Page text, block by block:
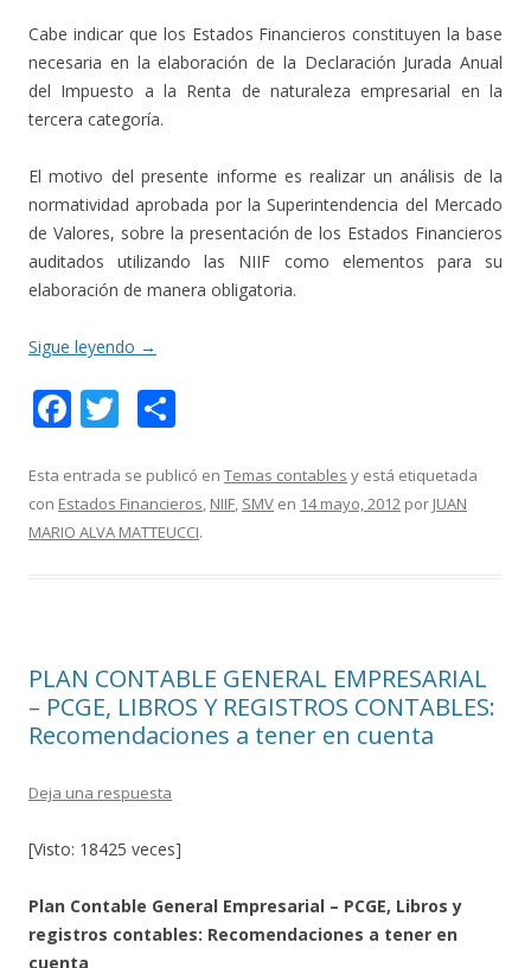
Cabe indicar que los Estados Financieros constituyen la base
necesaria en la elaboración de la Declaración Jurada Anual
del Impuesto a la Renta de naturaleza empresarial en la
tercera categoría.
El motivo del presente informe es realizar un análisis de la
normatividad aprobada por la Superintendencia del Mercado
de Valores, sobre la presentación de los Estados Financieros
auditados utilizando las NIIF como elementos para su
elaboración de manera obligatoria.
Sigue leyendo →
F
e
b
T
itt
er
m
p
Esta entrada se publicó en Temas contables y está etiquetada
con Estados Financieros, NIIF, SMV en 14 mayo, 2012 por JUAN
MARIO ALVA MATTEUCCI.
PLAN CONTABLE GENERAL EMPRESARIAL
– PCGE, LIBROS Y REGISTROS CONTABLES:
Recomendaciones a tener en cuenta
Deja una respuesta
[Visto: 18425 veces]
Plan Contable General Empresarial – PCGE, Libros y
registros contables: Recomendaciones a tener en
cuenta